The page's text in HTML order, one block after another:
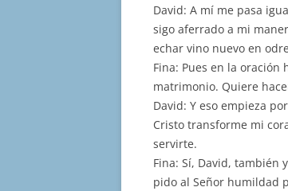
David: A mí me pasa
sigo aferrado a mi
echar vino nuevo en
Fina: Pues en la
matrimonio. Quiere
David: Y eso empieza
Cristo transforme mi
servirte.
Fina: Sí, David, también
pido al Señor humildad